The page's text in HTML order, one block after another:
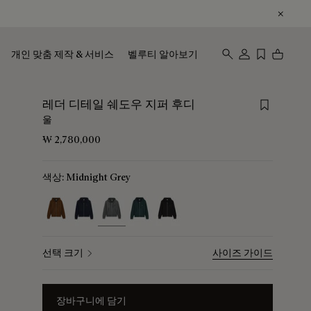
개인 맞춤 제작 & 서비스 벨루티 알아보기
레더 디테일 쉐도우 지퍼 후디
Save for
울
₩ 2,780,000
색상: Midnight Grey
selected
선택 크기 사이즈 가이드
장바구니에 담기